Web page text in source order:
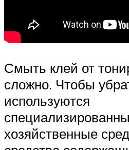
Смыть клей от
сложно. Чтобы
используются
хозяйственные